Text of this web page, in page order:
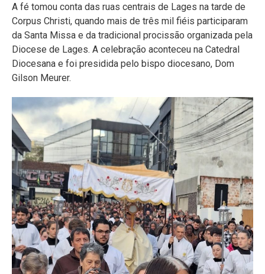
A fé tomou conta das ruas centrais de Lages na tarde de
Corpus Christi, quando mais de três mil fiéis participaram
da Santa Missa e da tradicional procissão organizada pela
Diocese de Lages. A celebração aconteceu na Catedral
Diocesana e foi presidida pelo bispo diocesano, Dom
Gilson Meurer.